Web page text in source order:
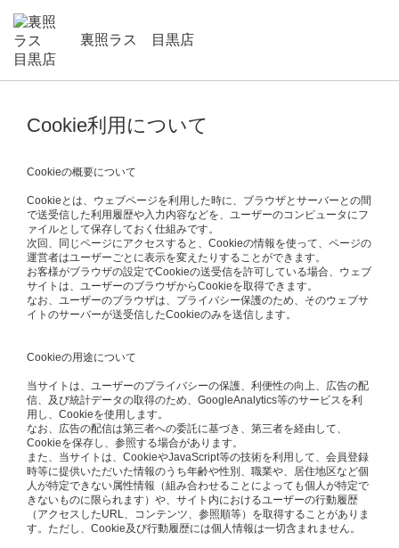
裏照ラス 目黒店
Cookie利用について
Cookieの概要について
Cookieとは、ウェブページを利用した時に、ブラウザとサーバーとの間
で送受信した利用履歴や入力内容などを、ユーザーのコンピュータにフ
ァイルとして保存しておく仕組みです。
次回、同じページにアクセスすると、Cookieの情報を使って、ページの
運営者はユーザーごとに表示を変えたりすることができます。
お客様がブラウザの設定でCookieの送受信を許可している場合、ウェブ
サイトは、ユーザーのブラウザからCookieを取得できます。
なお、ユーザーのブラウザは、プライバシー保護のため、そのウェブサ
イトのサーバーが送受信したCookieのみを送信します。
Cookieの用途について
当サイトは、ユーザーのプライバシーの保護、利便性の向上、広告の配
信、及び統計データの取得のため、GoogleAnalytics等のサービスを利
用し、Cookieを使用します。
なお、広告の配信は第三者への委託に基づき、第三者を経由して、
Cookieを保存し、参照する場合があります。
また、当サイトは、CookieやJavaScript等の技術を利用して、会員登録
時等に提供いただいた情報のうち年齢や性別、職業や、居住地区など個
人が特定できない属性情報（組み合わせることによっても個人が特定で
きないものに限られます）や、サイト内におけるユーザーの行動履歴
（アクセスしたURL、コンテンツ、参照順等）を取得することがありま
す。ただし、Cookie及び行動履歴には個人情報は一切含まれません。